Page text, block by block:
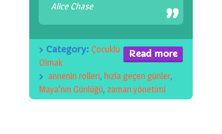
Alice Chase
Read more
Category: Çocuklu
Olmak
annenin rolleri, hızla geçen günler,
Maya'nın Günlüğü, zaman yönetimi